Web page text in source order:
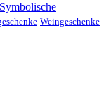
Symbolische
Weingeschenke